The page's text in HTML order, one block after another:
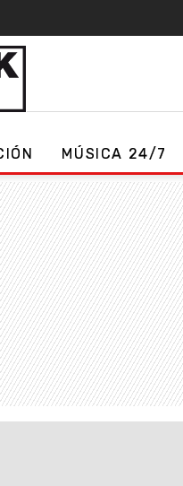
MÚSICA 24/7